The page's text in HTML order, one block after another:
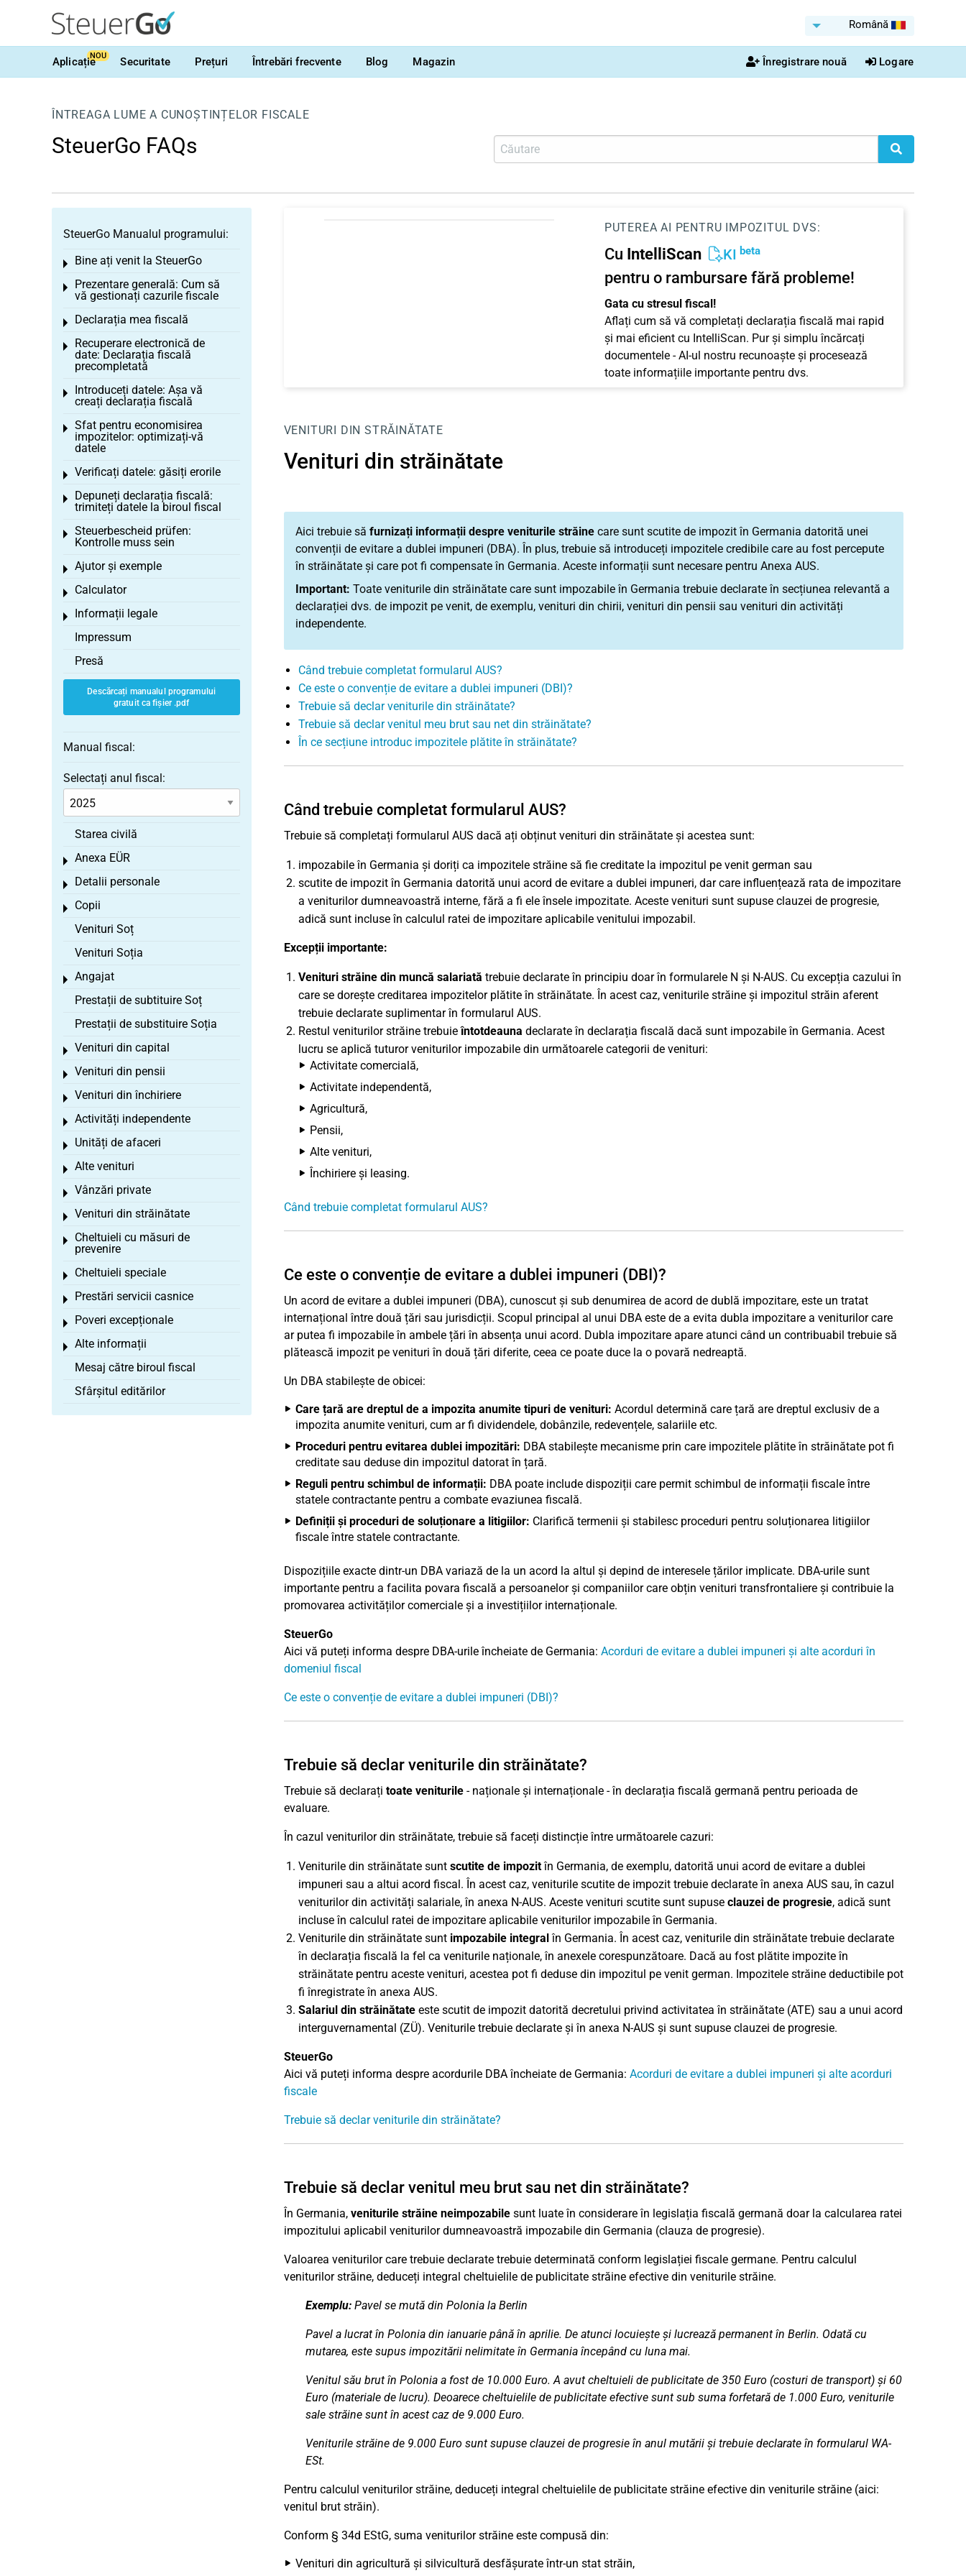
Română
AplicațieNOU Securitate Prețuri Întrebări frecvente Blog Magazin Înregistrare nouă Logare
ÎNTREAGA LUME A CUNOȘTINȚELOR FISCALE
SteuerGo FAQs
PUTEREA AI PENTRU IMPOZITUL DVS:
Cu IntelliScan KI beta
pentru o rambursare fără probleme!
Gata cu stresul fiscal!
Aflați cum să vă completați declarația fiscală mai rapid
și mai eficient cu IntelliScan. Pur și simplu încărcați
documentele - AI-ul nostru recunoaște și procesează
toate informațiile importante pentru dvs.
VENITURI DIN STRĂINĂTATE
Venituri din străinătate
Aici trebuie să furnizați informații despre veniturile străinecare sunt scutite de impozit în Germania datorită unei
convenții de evitare a dublei impuneri (DBA). În plus, trebuie să introduceți impozitele credibile care au fost percepute
în străinătate și care pot fi compensate în Germania. Aceste informații sunt necesare pentru Anexa AUS.
Important: Toate veniturile din străinătate care sunt impozabile în Germania trebuie declarate în secțiunea relevantă a
declarației dvs. de impozit pe venit, de exemplu, venituri din chirii, venituri din pensii sau venituri din activități
independente.
Când trebuie completat formularul AUS?
Ce este o convenție de evitare a dublei impuneri (DBI)?
Trebuie să declar veniturile din străinătate?
Trebuie să declar venitul meu brut sau net din străinătate?
În ce secțiune introduc impozitele plătite în străinătate?
Când trebuie completat formularul AUS?
Trebuie să completați formularul AUS dacă ați obținut venituri din străinătate și acestea sunt:
impozabile în Germania și doriți ca impozitele străine să fie creditate la impozitul pe venit german sau
scutite de impozit în Germania datorită unui acord de evitare a dublei impuneri, dar care influențează rata de impozitare
a veniturilor dumneavoastră interne, fără a fi ele însele impozitate. Aceste venituri sunt supuse clauzei de progresie,
adică sunt incluse în calculul ratei de impozitare aplicabile venitului impozabil.
Excepții importante:
Venituri străine din muncă salariată trebuie declarate în principiu doar în formularele N și N-AUS. Cu excepția cazului în
care se dorește creditarea impozitelor plătite în străinătate. În acest caz, veniturile străine și impozitul străin aferent
trebuie declarate suplimentar în formularul AUS.
Restul veniturilor străine trebuieîntotdeauna declarate în declarația fiscală dacă sunt impozabile în Germania. Acest
lucru se aplică tuturor veniturilor impozabile din următoarele categorii de venituri:
Activitate comercială,
Activitate independentă,
Agricultură,
Pensii,
Alte venituri,
Închiriere și leasing.
Când trebuie completat formularul AUS?
Ce este o convenție de evitare a dublei impuneri (DBI)?
Un acord de evitare a dublei impuneri (DBA), cunoscut și sub denumirea de acord de dublă impozitare, este un tratat
internațional între două țări sau jurisdicții. Scopul principal al unui DBA este de a evita dubla impozitare a veniturilor care
ar putea fi impozabile în ambele țări în absența unui acord. Dubla impozitare apare atunci când un contribuabil trebuie să
plătească impozit pe venituri în două țări diferite, ceea ce poate duce la o povară nedreaptă.
Un DBA stabilește de obicei:
Care țară are dreptul de a impozita anumite tipuri de venituri: Acordul determină care țară are dreptul exclusiv de a
impozita anumite venituri, cum ar fi dividendele, dobânzile, redevențele, salariile etc.
Proceduri pentru evitarea dublei impozitări: DBA stabilește mecanisme prin care impozitele plătite în străinătate pot fi
creditate sau deduse din impozitul datorat în țară.
Reguli pentru schimbul de informații: DBA poate include dispoziții care permit schimbul de informații fiscale între
statele contractante pentru a combate evaziunea fiscală.
Definiții și proceduri de soluționare a litigiilor: Clarifică termenii și stabilesc proceduri pentru soluționarea litigiilor
fiscale între statele contractante.
Dispozițiile exacte dintr-un DBA variază de la un acord la altul și depind de interesele țărilor implicate. DBA-urile sunt
importante pentru a facilita povara fiscală a persoanelor și companiilor care obțin venituri transfrontaliere și contribuie la
promovarea activităților comerciale și a investițiilor internaționale.
SteuerGo
Aici vă puteți informa despre DBA-urile încheiate de Germania: Acorduri de evitare a dublei impuneri și alte acorduri în
domeniul fiscal
Ce este o convenție de evitare a dublei impuneri (DBI)?
Trebuie să declar veniturile din străinătate?
Trebuie să declarați toate veniturile- naționale și internaționale - în declarația fiscală germană pentru perioada de
evaluare.
În cazul veniturilor din străinătate, trebuie să faceți distincție între următoarele cazuri:
Veniturile din străinătate sunt scutite de impozitîn Germania, de exemplu, datorită unui acord de evitare a dublei
impuneri sau a altui acord fiscal. În acest caz, veniturile scutite de impozit trebuie declarate în anexa AUS sau, în cazul
veniturilor din activități salariale, în anexa N-AUS. Aceste venituri scutite sunt supuse clauzei de progresie, adică sunt
incluse în calculul ratei de impozitare aplicabile veniturilor impozabile în Germania.
Veniturile din străinătate sunt impozabile integralîn Germania. În acest caz, veniturile din străinătate trebuie declarate
în declarația fiscală la fel ca veniturile naționale, în anexele corespunzătoare. Dacă au fost plătite impozite în
străinătate pentru aceste venituri, acestea pot fi deduse din impozitul pe venit german. Impozitele străine deductibile pot
fi înregistrate în anexa AUS.
Salariul din străinătateeste scutit de impozit datorită decretului privind activitatea în străinătate (ATE) sau a unui acord
interguvernamental (ZÜ). Veniturile trebuie declarate și în anexa N-AUS și sunt supuse clauzei de progresie.
SteuerGo
Aici vă puteți informa despre acordurile DBA încheiate de Germania: Acorduri de evitare a dublei impuneri și alte acorduri
fiscale
Trebuie să declar veniturile din străinătate?
Trebuie să declar venitul meu brut sau net din străinătate?
În Germania, veniturile străine neimpozabilesunt luate în considerare în legislația fiscală germană doar la calcularea ratei
impozitului aplicabil veniturilor dumneavoastră impozabile din Germania (clauza de progresie).
Valoarea veniturilor care trebuie declarate trebuie determinată conform legislației fiscale germane. Pentru calculul
veniturilor străine, deduceți integral cheltuielile de publicitate străine efective din veniturile străine.
Exemplu:Pavel se mută din Polonia la Berlin
Pavel a lucrat în Polonia din ianuarie până în aprilie. De atunci locuiește și lucrează permanent în Berlin. Odată cu
mutarea, este supus impozitării nelimitate în Germania începând cu luna mai.
Venitul său brut în Polonia a fost de 10.000 Euro. A avut cheltuieli de publicitate de 350 Euro (costuri de transport) și 60
Euro (materiale de lucru). Deoarece cheltuielile de publicitate efective sunt sub suma forfetară de 1.000 Euro, veniturile
sale străine sunt în acest caz de 9.000 Euro.
Veniturile străine de 9.000 Euro sunt supuse clauzei de progresie în anul mutării și trebuie declarate în formularul WA-
ESt.
Pentru calculul veniturilor străine, deduceți integral cheltuielile de publicitate străine efective din veniturile străine (aici:
venitul brut străin).
Conform § 34d EStG, suma veniturilor străine este compusă din:
Venituri din agricultură și silvicultură desfășurate într-un stat străin,
SteuerGo Manualul programului:
Bine ați venit la SteuerGo
Toggle menu
Prezentare generală: Cum să
vă gestionați cazurile fiscale
Toggle menu
Declarația mea fiscală
Toggle menu
Recuperare electronică de
date: Declarația fiscală
precompletată
Toggle menu
Introduceți datele: Așa vă
creați declarația fiscală
Toggle menu
Sfat pentru economisirea
impozitelor: optimizați-vă
datele
Toggle menu
Verificați datele: găsiți erorile
Toggle menu
Depuneți declarația fiscală:
trimiteți datele la biroul fiscal
Toggle menu
Steuerbescheid prüfen:
Kontrolle muss sein
Toggle menu
Ajutor și exemple
Toggle menu
Calculator
Toggle menu
Informații legale
Toggle menu
Impressum
Presă
Descărcați manualul programului
gratuit ca fișier .pdf
Manual fiscal:
Selectați anul fiscal:
Starea civilă
Anexa EÜR
Toggle menu
Detalii personale
Toggle menu
Copii
Toggle menu
Venituri Soț
Venituri Soția
Angajat
Toggle menu
Prestații de subtituire Soț
Prestații de substituire Soția
Venituri din capital
Toggle menu
Venituri din pensii
Toggle menu
Venituri din închiriere
Toggle menu
Activități independente
Toggle menu
Unități de afaceri
Toggle menu
Alte venituri
Toggle menu
Vânzări private
Toggle menu
Venituri din străinătate
Toggle menu
Cheltuieli cu măsuri de
prevenire
Toggle menu
Cheltuieli speciale
Toggle menu
Prestări servicii casnice
Toggle menu
Poveri excepționale
Toggle menu
Alte informații
Toggle menu
Mesaj către biroul fiscal
Sfârșitul editărilor